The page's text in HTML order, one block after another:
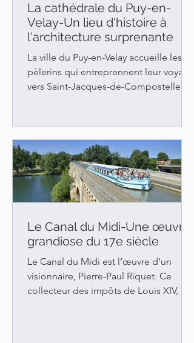
La cathédrale du Puy-en-
Velay-Un lieu d'histoire à
l'architecture surprenante
La ville du Puy-en-Velay accueille les
pèlerins qui entreprennent leur voyage
vers Saint-Jacques-de-Compostelle
Le Canal du Midi-Une œuvre
grandiose du 17e siècle
Le Canal du Midi est l’œuvre d’un
visionnaire, Pierre-Paul Riquet. Ce
collecteur des impôts de Louis XIV, né